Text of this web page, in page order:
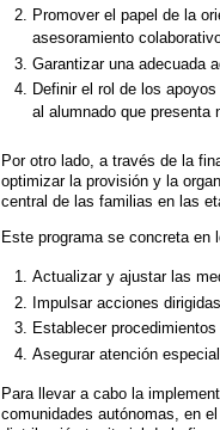
Promover el papel de la
asesoramiento
Garantizar una adecuada
Definir el rol de los
al alumnado que presenta
Por otro lado, a través de la
optimizar la provisión y la
central de las familias en las
Este programa se concreta en
Actualizar y ajustar las
Impulsar acciones
Establecer
Asegurar atención
Para llevar a cabo la
comunidades autónomas, en